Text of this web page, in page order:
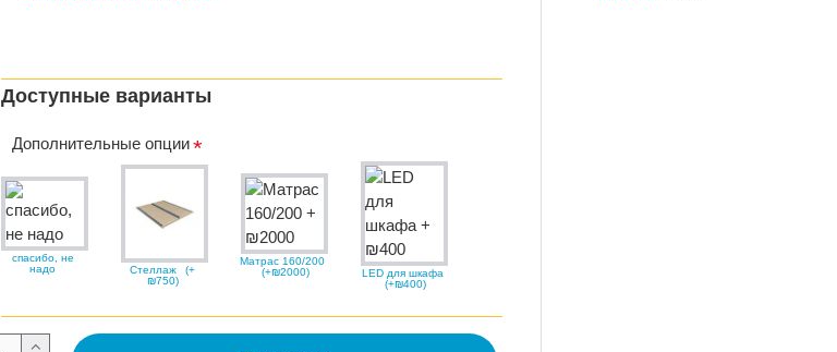
Доступные варианты
Дополнительные опции
спасибо, не
надо
Стеллаж
(+
₪750)
Матрас 160/200
(+₪2000)
LED для шкафа
(+₪400)